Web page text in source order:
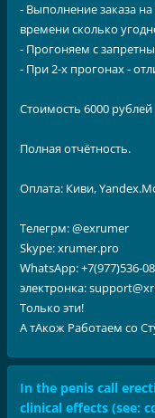
- Выполнение заказа
времени сколько
- Прогоняем с
- При 2-х прогонах -
Стоимость 6000 рублей
Полная отчётность.
Оплата: Киви,
Телегрм: @exrumer
Skype: xrumer.pro
WhatsApp: +7(977)536-
электронка:
Только эти!
А тАкож Работаем со
In the penis call
clinical effects (see: